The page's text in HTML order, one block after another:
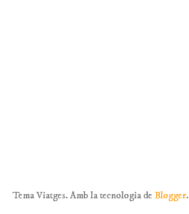
Tema Viatges. Amb la tecnologia de Blogger.